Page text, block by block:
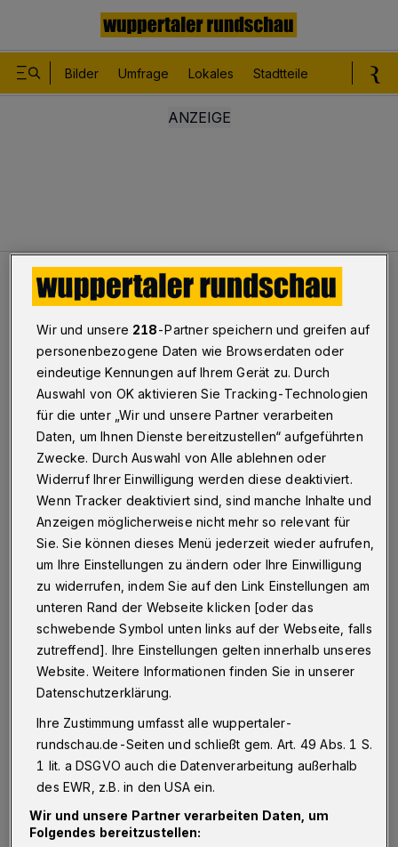
Bilder Umfrage Lokales Stadtteile
Leser Seriös finanzieren
BUGA-Diskusion
Seriös finanzieren
Betr.: BUGA-Diskussion
Eine Minute Lesezeit
K lar muss solch ein großes Event klug
kalkuliert werden, keine Frage!
In unserer Stadt aber kann man den Eindruck
gewinnen, die Stadtoberen sind der Ansicht,
man müsse nur regelmäßig die
Fußgängerzonen neu pflastern und schon sei
die Stadt touristisch in aller Munde ...
Wir und unsere 218-Partner speichern und greifen auf
personenbezogene Daten wie Browserdaten oder
eindeutige Kennungen auf Ihrem Gerät zu. Durch
Auswahl von OK aktivieren Sie Tracking-Technologien
für die unter „Wir und unsere Partner verarbeiten
Daten, um Ihnen Dienste bereitzustellen“ aufgeführten
Zwecke. Durch Auswahl von Alle ablehnen oder
Widerruf Ihrer Einwilligung werden diese deaktiviert.
Wenn Tracker deaktiviert sind, sind manche Inhalte und
Anzeigen möglicherweise nicht mehr so relevant für
Sie. Sie können dieses Menü jederzeit wieder aufrufen,
um Ihre Einstellungen zu ändern oder Ihre Einwilligung
zu widerrufen, indem Sie auf den Link Einstellungen am
unteren Rand der Webseite klicken [oder das
schwebende Symbol unten links auf der Webseite, falls
zutreffend]. Ihre Einstellungen gelten innerhalb unseres
Website. Weitere Informationen finden Sie in unserer
Datenschutzerklärung.
Ihre Zustimmung umfasst alle wuppertaler-
rundschau.de-Seiten und schließt gem. Art. 49 Abs. 1 S.
1 lit. a DSGVO auch die Datenverarbeitung außerhalb
des EWR, z.B. in den USA ein.
Wir und unsere Partner verarbeiten Daten, um
Folgendes bereitzustellen: